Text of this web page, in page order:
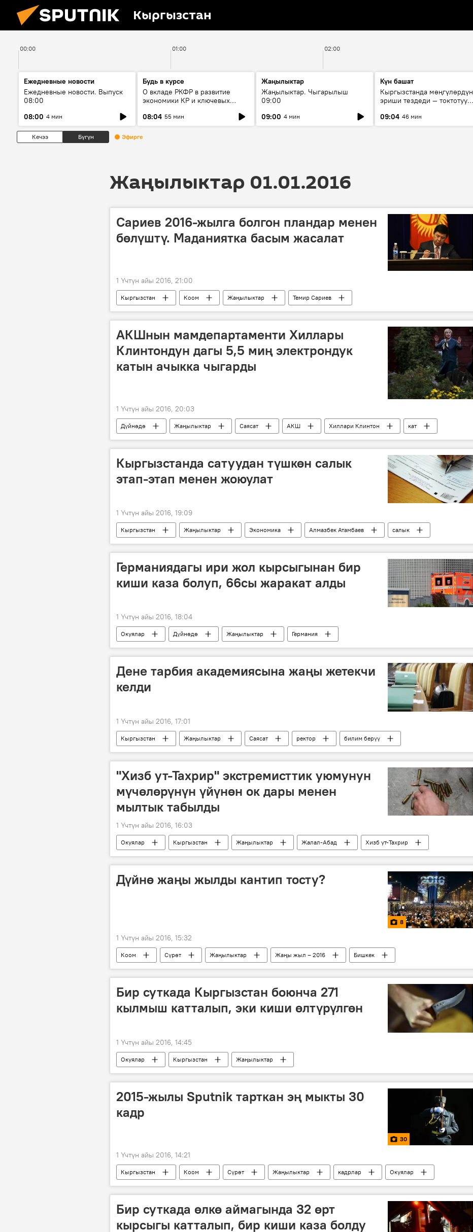
Кыргызстан
00:00 01:00 02:00
Ежедневные новости
Ежедневные новости. Выпуск
08:00
08:00 4 мин
Будь в курсе
О вкладе РКФР в развитие
экономики КР и ключевых
08:04 55 мин
Жаңылыктар
Жаңылыктар. Чыгарылыш
09:00
09:00 4 мин
Күн башат
Кыргызстанда мөңгүлөрдүн
эриши тездеди — токтотуу
09:04 46 мин
Кечээ Бүгүн Эфирге
Жаңылыктар 01.01.2016
Сариев 2016-жылга болгон пландар менен
бөлүштү. Маданиятка басым жасалат
1 Үчтүн айы 2016, 21:00
Кыргызстан Коом Жаңылыктар Темир Сариев
АКШнын мамдепартаменти Хиллары
Клинтондун дагы 5,5 миң электрондук
катын ачыкка чыгарды
1 Үчтүн айы 2016, 20:03
Дүйнөдө Жаңылыктар Саясат АКШ Хиллари Клинтон кат
Кыргызстанда сатуудан түшкөн салык
этап-этап менен жоюулат
1 Үчтүн айы 2016, 19:09
Кыргызстан Жаңылыктар Экономика Алмазбек Атамбаев
салык
мыйзам
Германиядагы ири жол кырсыгынан бир
киши каза болуп, 66сы жаракат алды
1 Үчтүн айы 2016, 18:04
Окуялар Дүйнөдө Жаңылыктар Германия
Дене тарбия академиясына жаңы жетекчи
келди
1 Үчтүн айы 2016, 17:01
Кыргызстан Жаңылыктар Саясат ректор
билим берүү
Спорт
"Хизб ут-Тахрир" экстремисттик уюмунун
мүчөлөрүнүн үйүнөн ок дары менен
мылтык табылды
1 Үчтүн айы 2016, 16:03
Окуялар Кыргызстан Жаңылыктар Жалал-Абад
Хизб ут-Тахрир
ИИМ
экстремизм
Дүйнө жаңы жылды кантип тосту?
8
1 Үчтүн айы 2016, 15:32
Коом Сүрөт Жаңылыктар Жаңы жыл – 2016
Бишкек
Лондон
Москва Сидней Жаңы жыл
Бир суткада Кыргызстан боюнча 271
кылмыш катталып, эки киши өлтүрүлгөн
1 Үчтүн айы 2016, 14:45
Окуялар Кыргызстан Жаңылыктар
2015-жылы Sputnik тарткан эң мыкты 30
кадр
30
1 Үчтүн айы 2016, 14:21
Кыргызстан Коом Сүрөт Жаңылыктар кадрлар Окуялар
Бир суткада өлкө аймагында 32 өрт
кырсыгы катталып, бир киши каза болду